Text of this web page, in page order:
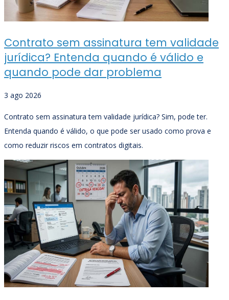
Contrato sem assinatura tem validade
jurídica? Entenda quando é válido e
quando pode dar problema
3 ago 2026
Contrato sem assinatura tem validade jurídica? Sim, pode ter.
Entenda quando é válido, o que pode ser usado como prova e
como reduzir riscos em contratos digitais.